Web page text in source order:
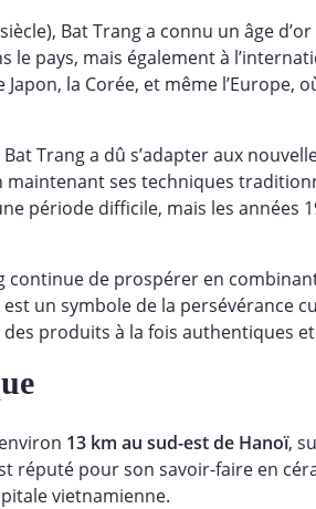
Bat Trang a connu un âge
le pays, mais également à
la Corée, et même
Trang a dû s’adapter aux
ses techniques
période difficile, mais les années
continue de prospérer en
un symbole de la persévérance
produits à la fois authentiques
13 km au sud-est de Hanoï,
réputé pour son savoir-faire en
vietnamienne.